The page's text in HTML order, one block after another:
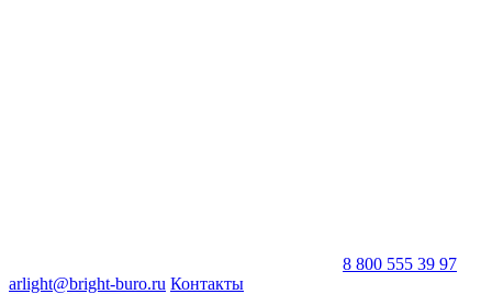
8 800 555 39 97
arlight@bright-buro.ru Контакты